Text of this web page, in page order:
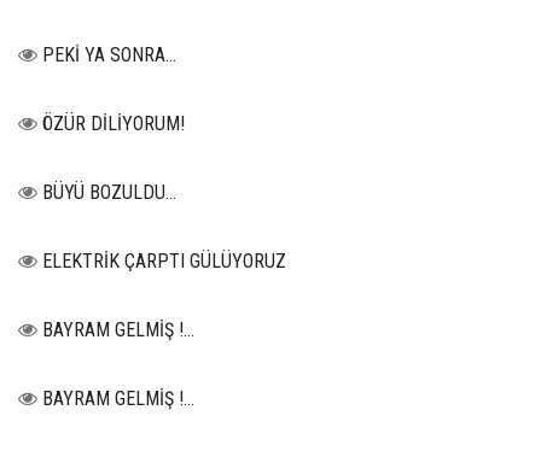
PEKİ YA SONRA…
ÖZÜR DİLİYORUM!
BÜYÜ BOZULDU…
ELEKTRİK ÇARPTI GÜLÜYORUZ
BAYRAM GELMİŞ !...
BAYRAM GELMİŞ !...